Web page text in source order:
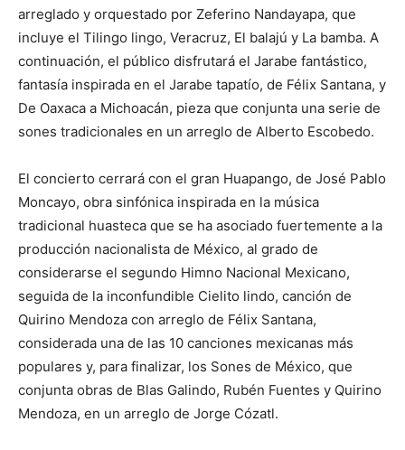
arreglado y orquestado por Zeferino Nandayapa, que
incluye el Tilingo lingo, Veracruz, El balajú y La bamba. A
continuación, el público disfrutará el Jarabe fantástico,
fantasía inspirada en el Jarabe tapatío, de Félix Santana, y
De Oaxaca a Michoacán, pieza que conjunta una serie de
sones tradicionales en un arreglo de Alberto Escobedo.
El concierto cerrará con el gran Huapango, de José Pablo
Moncayo, obra sinfónica inspirada en la música
tradicional huasteca que se ha asociado fuertemente a la
producción nacionalista de México, al grado de
considerarse el segundo Himno Nacional Mexicano,
seguida de la inconfundible Cielito lindo, canción de
Quirino Mendoza con arreglo de Félix Santana,
considerada una de las 10 canciones mexicanas más
populares y, para finalizar, los Sones de México, que
conjunta obras de Blas Galindo, Rubén Fuentes y Quirino
Mendoza, en un arreglo de Jorge Cózatl.